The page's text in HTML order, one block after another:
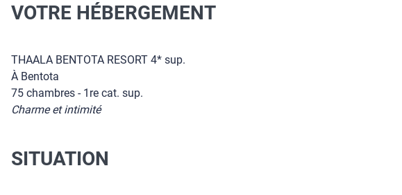
VOTRE HÉBERGEMENT
THAALA BENTOTA RESORT 4* sup.
À Bentota
75 chambres - 1re cat. sup.
Charme et intimité
SITUATION